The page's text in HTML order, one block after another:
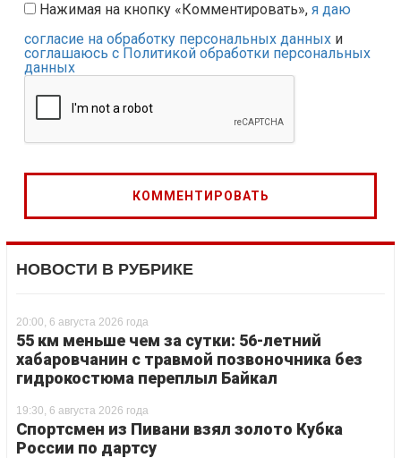
Нажимая на кнопку «Комментировать», я даю
согласие на обработку персональных данных и
соглашаюсь с Политикой обработки персональных
данных
НОВОСТИ В РУБРИКЕ
20:00, 6 августа 2026 года
55 км меньше чем за сутки: 56-летний
хабаровчанин с травмой позвоночника без
гидрокостюма переплыл Байкал
19:30, 6 августа 2026 года
Спортсмен из Пивани взял золото Кубка
России по дартсу